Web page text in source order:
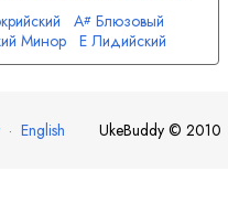
A# Блюзовый
Минор E Лидийский
Минор
· English UkeBuddy © 2010